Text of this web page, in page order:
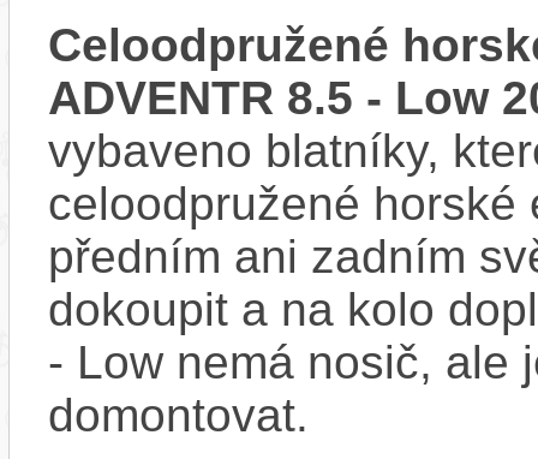
Celoodpružené
ADVENTR 8.5 - Low
vybaveno blatníky,
celoodpružené
předním ani zadním
dokoupit a na kolo
- Low nemá nosič, ale
domontovat.